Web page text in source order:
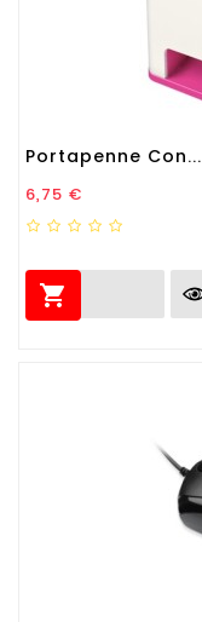
Portapenne Con...
Prezzo
6,75 €
